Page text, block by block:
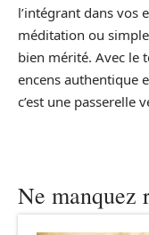
l’intégrant dans vos
méditation ou
bien mérité. Avec le
encens authentique
c’est une passerelle
Ne manquez